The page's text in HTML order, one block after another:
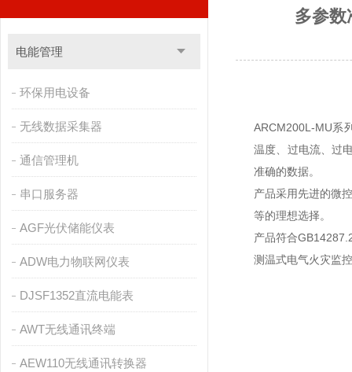
电能管理
环保用电设备
无线数据采集器
通信管理机
串口服务器
AGF光伏储能仪表
ADW电力物联网仪表
DJSF1352直流电能表
AWT无线通讯终端
AEW110无线通讯转换器
多参数
ARCM200L-MU系
温度、过电流、过
准确的数据。
产品采用先进的微
等的理想选择。
产品符合
测温式电气火灾监